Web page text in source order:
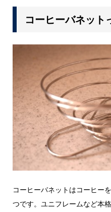
コーヒーバネット
コーヒーバネットはコーヒー
つです。ユニフレームなど本